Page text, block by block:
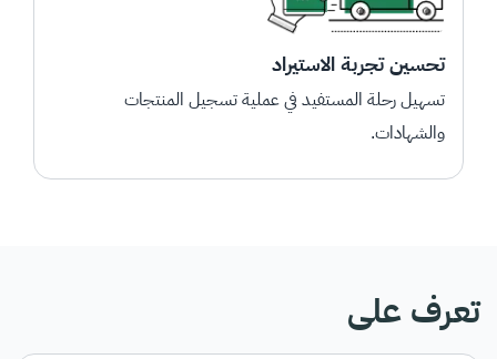
تحسين تجربة الاستيراد
تسهيل رحلة المستفيد في عملية تسجيل المنتجات
والشهادات.
تعرف على